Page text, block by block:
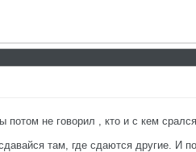
потом не говорил , кто и с кем
там, где сдаются другие. И